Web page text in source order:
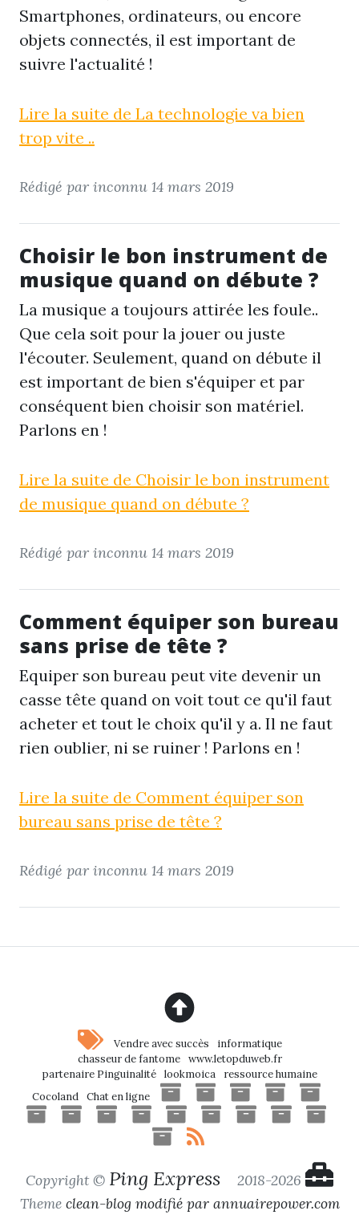
Smartphones, ordinateurs, ou encore
objets connectés, il est important de
suivre l'actualité !
Lire la suite de La technologie va bien
trop vite ..
Rédigé par inconnu 14 mars 2019
Choisir le bon instrument de
musique quand on débute ?
La musique a toujours attirée les foule..
Que cela soit pour la jouer ou juste
l'écouter. Seulement, quand on débute il
est important de bien s'équiper et par
conséquent bien choisir son matériel.
Parlons en !
Lire la suite de Choisir le bon instrument
de musique quand on débute ?
Rédigé par inconnu 14 mars 2019
Comment équiper son bureau
sans prise de tête ?
Equiper son bureau peut vite devenir un
casse tête quand on voit tout ce qu'il faut
acheter et tout le choix qu'il y a. Il ne faut
rien oublier, ni se ruiner ! Parlons en !
Lire la suite de Comment équiper son
bureau sans prise de tête ?
Rédigé par inconnu 14 mars 2019
Vendre avec succès
informatique
chasseur de fantome
www.letopduweb.fr
partenaire Pinguinalité
lookmoica
ressource humaine
Cocoland Chat en ligne
Copyright © Ping Express
2018-2026
Theme clean-blog modifié par annuairepower.com